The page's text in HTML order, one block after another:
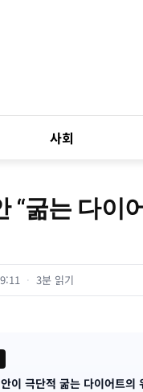
사회
“굶는 다이
3분 읽기
이 극단적 굶는 다이어트의